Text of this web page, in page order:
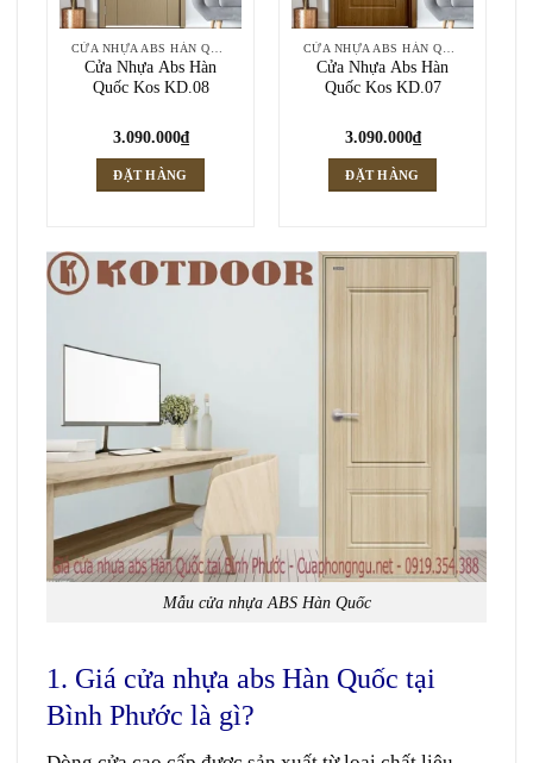
Cửa Nhựa Abs Hàn
Quốc Kos KD.08
3.090.000₫
ĐẶT HÀNG
Cửa Nhựa Abs Hàn
Quốc Kos KD.07
3.090.000₫
ĐẶT HÀNG
Mẫu cửa nhựa ABS Hàn Quốc
1. Giá cửa nhựa abs Hàn Quốc tại
Bình Phước là gì?